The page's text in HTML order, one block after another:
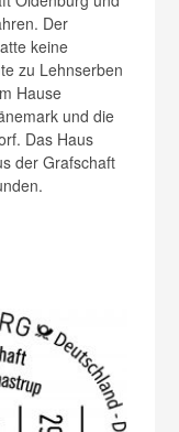
Der
keine
zu Lehnserben
Hause
und die
Das Haus
der Grafschaft